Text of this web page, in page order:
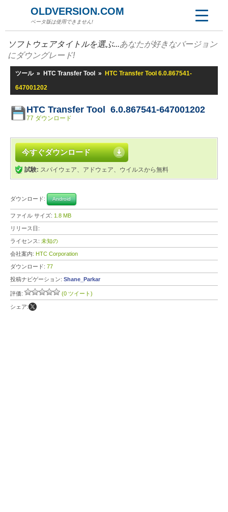
OLDVERSION.COM
ベータ版は使用できません!
ソフトウェアタイトルを選ぶ...あなたが好きなバージョン
にダウングレード!
ツール » HTC Transfer Tool »
HTC Transfer Tool 6.0.867541-
647001202
HTC Transfer Tool 6.0.867541-647001202
77 ダウンロード
今すぐダウンロード
試験: スパイウェア、アドウェア、ウイルスから無料
ダウンロード: Android
ファイル サイズ: 1.8 MB
リリース日:
ライセンス: 未知の
会社案内: HTC Corporation
ダウンロード: 77
投稿ナビゲーション: Shane_Parkar
評価: (0 ツイート)
シェア: